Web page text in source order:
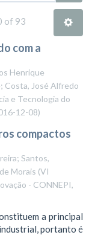
of 93
com a
Henrique
Costa, José Alfredo
e Tecnologia do
12-08)
compactos
; Santos,
Morais (VI
- CONNEPI,
a principal
portanto é